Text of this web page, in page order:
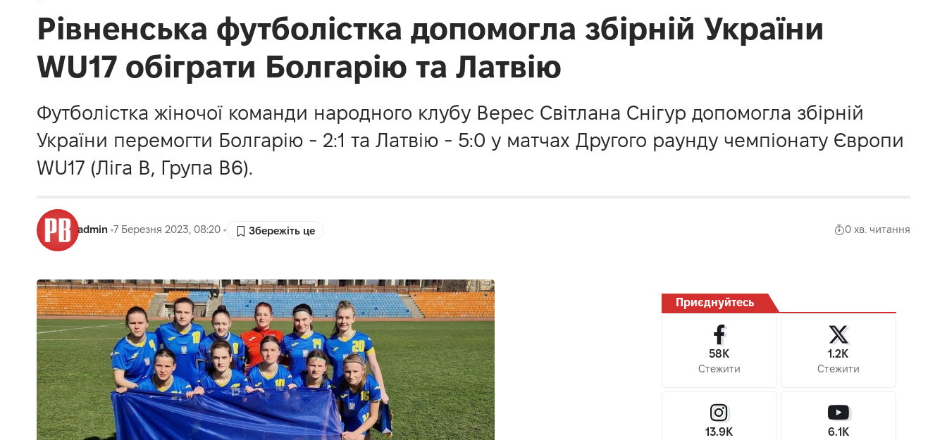
Рівненська футболістка допомогла збірній України
WU17 обіграти Болгарію та Латвію
Футболістка жіночої команди народного клубу Верес Світлана Снігур допомогла збірній
України перемогти Болгарію - 2:1 та Латвію - 5:0 у матчах Другого раунду чемпіонату Європи
WU17 (Ліга В, Група В6).
admin 7 Березня 2023, 08:20 0 хв. читання
Приєднуйтесь
58K
Стежити
1.2K
Стежити
13.9K 6.1K